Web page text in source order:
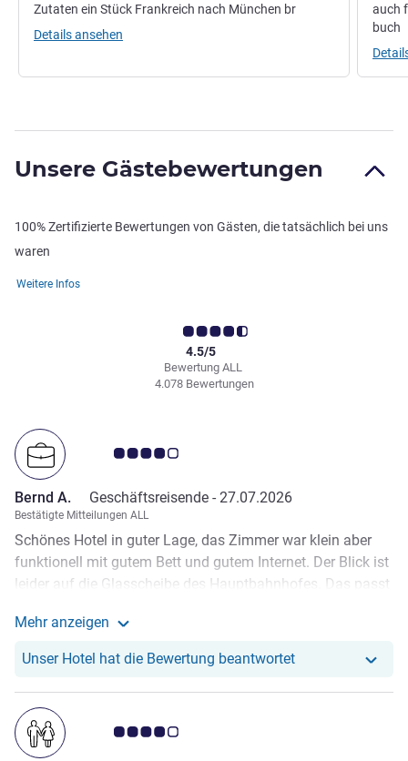
Zutaten ein Stück Frankreich nach München br
Details ansehen
auch
buch
Unsere Gästebewertungen
100% Zertifizierte Bewertungen von Gästen, die tatsächlich bei uns
waren
Weitere Infos
Bewertung ALL
4.5/5
4.078 Bewertungen
Note Kundenmeinungen 4.0/5
Bernd A. Geschäftsreisende - 27.07.2026
Bestätigte Mitteilungen ALL
Schönes Hotel in guter Lage, das Zimmer war klein aber
funktionell mit gutem Bett und gutem Internet. Der Blick ist
leider auf die Glasscheibe des Hauptbahnhofes. Das passt
preisstandard. Das Frühstücksbuffet war auf Grund von
Umbauarbeiten im evantsaal. Der Saal wirkt etwas zu groß
… irgendwie ein bisschen wie in einer Bahnhofshalle. Aber
das Essen war sehr gut, umfangreiches buffet, sehr nette
Bedienungen.
Mehr anzeigen
Unser Hotel hat die Bewertung beantwortetUnser Hotel hat
Note Kundenmeinungen 4.0/5